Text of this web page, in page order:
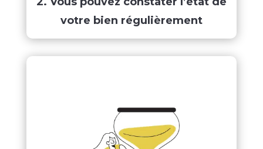
votre bien régulièrement